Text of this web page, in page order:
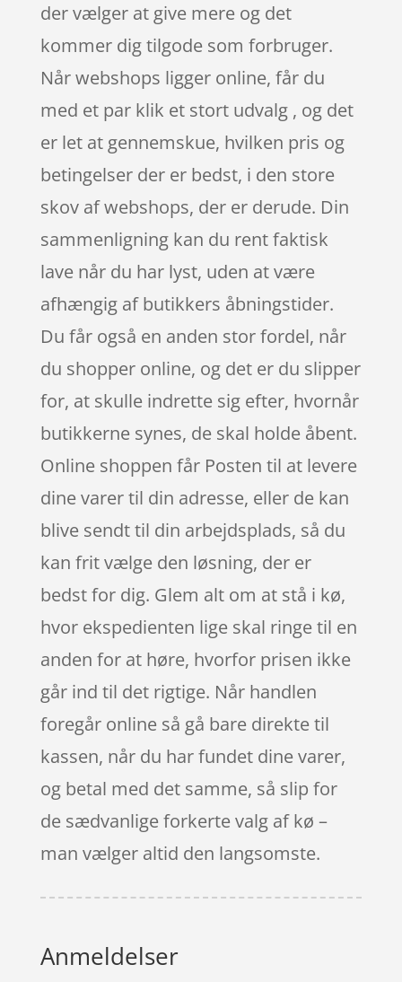
der vælger at give mere og det
kommer dig tilgode som forbruger.
Når webshops ligger online, får du
med et par klik et stort udvalg , og det
er let at gennemskue, hvilken pris og
betingelser der er bedst, i den store
skov af webshops, der er derude. Din
sammenligning kan du rent faktisk
lave når du har lyst, uden at være
afhængig af butikkers åbningstider.
Du får også en anden stor fordel, når
du shopper online, og det er du slipper
for, at skulle indrette sig efter, hvornår
butikkerne synes, de skal holde åbent.
Online shoppen får Posten til at levere
dine varer til din adresse, eller de kan
blive sendt til din arbejdsplads, så du
kan frit vælge den løsning, der er
bedst for dig. Glem alt om at stå i kø,
hvor ekspedienten lige skal ringe til en
anden for at høre, hvorfor prisen ikke
går ind til det rigtige. Når handlen
foregår online så gå bare direkte til
kassen, når du har fundet dine varer,
og betal med det samme, så slip for
de sædvanlige forkerte valg af kø –
man vælger altid den langsomste.
Anmeldelser